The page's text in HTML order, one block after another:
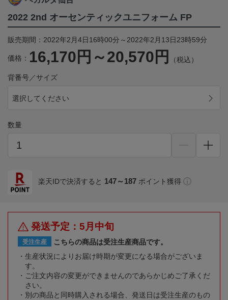
2022 2nd オーセンティックユニフォーム FP
販売期間：2022年2月4日16時00分～2022年2月13日23時59分
価格： 16,170円～20,570円 （税込）
背番号／サイズ
選択してください
数量
楽天IDで決済すると 147～187 ポイント獲得
発送予定：5月中旬
受注生産
こちらの商品は受注生産商品です。
生産状況によりお届け時期が変更になる場合がございま
す。
ご注文内容の変更ができませんのであらかじめご了承くだ
さい。
別の商品と同時購入される場合、発送日は受注生産のもの